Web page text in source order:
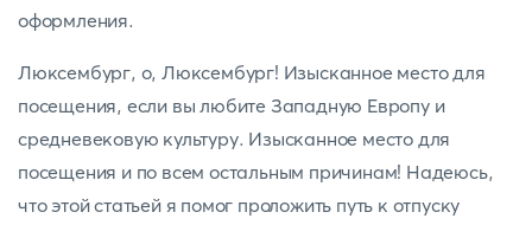
оформления.
Люксембург, о, Люксембург! Изысканное место для
посещения, если вы любите Западную Европу и
средневековую культуру. Изысканное место для
посещения и по всем остальным причинам! Надеюсь,
что этой статьей я помог проложить путь к отпуску